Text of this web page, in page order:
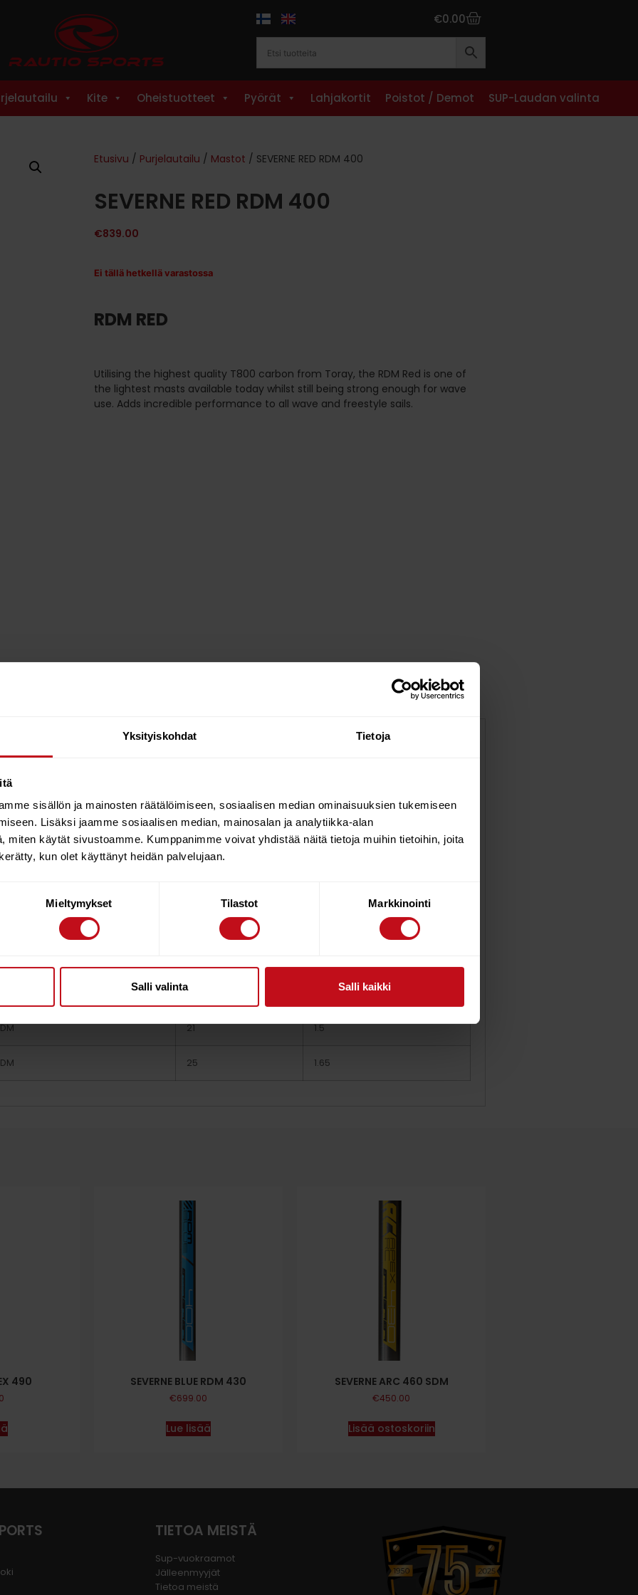
Yksityiskohdat Tietoja
sisällön ja mainosten räätälöimiseen, sosiaalisen median ominaisuuksien tukemiseen
Lisäksi jaamme sosiaalisen median, mainosalan ja analytiikka-alan
miten käytät sivustoamme. Kumppanimme voivat yhdistää näitä tietoja muihin tietoihin, joita
kun olet käyttänyt heidän palvelujaan.
Mieltymykset Tilastot Markkinointi
Salli valinta Salli kaikki
€0.00
Kite Oheistuotteet Pyörät Lahjakortit Poistot / Demot SUP-Laudan valinta
Etusivu / Purjelautailu / Mastot / SEVERNE RED RDM 400
SEVERNE RED RDM 400
€839.00
Ei tällä hetkellä varastossa
RDM RED
Utilising the highest quality T800 carbon from Toray, the RDM Red is one of
the lightest masts available today whilst still being strong enough for wave
use. Adds incredible performance to all wave and freestyle sails.
Red is one of the lightest masts available today whilst still being strong enough for wave
TOP SECTION WHEN JOINING THE MAST.
DIAMETER IMCS WEIGHT
19
21 1.5
25 1.65
490 SEVERNE BLUE RDM 430
€699.00
Lue lisää
SEVERNE ARC 460 SDM
€450.00
Lisää ostoskoriin
TIETOA MEISTÄ
Sup-vuokraamot
Jälleenmyyjät
Tietoa meistä